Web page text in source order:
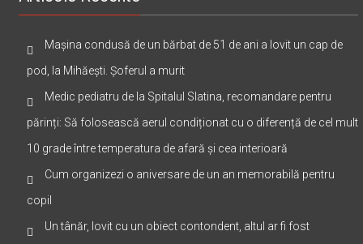
Mașina condusă de un bărbat de 51 de ani a lovit un cap de
pod, la Mihăești. Șoferul a murit
Medic pediatru de la Spitalul Slatina, recomandare pentru
părinți: Să folosească aerul condiționat cu o diferență de cel mult
10 grade între temperatura de afară și cea interioară
Cum organizezi o aniversare de un an memorabilă pentru
copil
Un tânăr, lovit cu un obiect contondent, altul ar fi fost